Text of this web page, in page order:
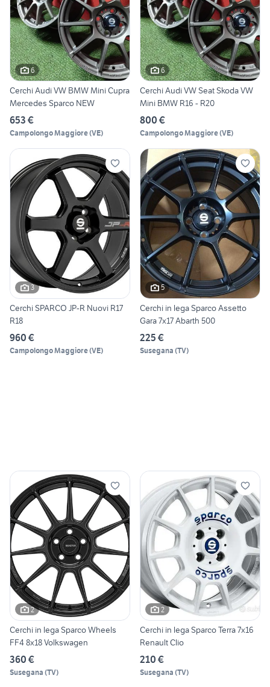
6
Cerchi Audi VW BMW Mini Cupra
Mercedes Sparco NEW
653 €
Campolongo Maggiore(VE)
6
Cerchi Audi VW Seat Skoda VW
Mini BMW R16 - R20
800 €
Campolongo Maggiore(VE)
3
Cerchi SPARCO JP-R Nuovi R17
R18
960 €
Campolongo Maggiore(VE)
5
Cerchi in lega Sparco Assetto
Gara 7x17 Abarth 500
225 €
Susegana (TV)
2
Cerchi in lega Sparco Wheels
FF4 8x18 Volkswagen
360 €
Susegana (TV)
2
Cerchi in lega Sparco Terra 7x16
Renault Clio
210 €
Susegana (TV)